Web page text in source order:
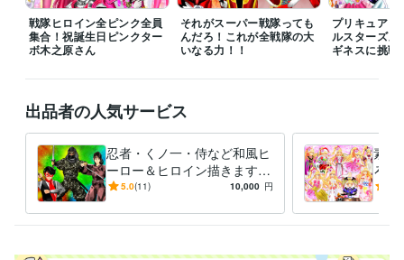
Word:5年
その他ツール
イラスト作成・漫画制作 イラスト　ロゴ　デザイン　動画　小説
ラスト　ロゴ　デザイン　動画　小説
アニメ コミック 特撮 ゲーム
戦隊ヒロイン全ピンク全員
集合！祝誕生日ピンクター
ボ木之原さん
それがスーパー戦隊っても
んだろ！これが全戦隊の大
いなる力！！
プリキュア１
ルスターズ
ギネスに挑戦
出品者の人気サービス
忍者・くノ一・侍など和風ヒ
ーロー＆ヒロイン描きます
いかなるご指示でもイラスト
5.0(11) 10,000 円
素敵
ろな
ご希